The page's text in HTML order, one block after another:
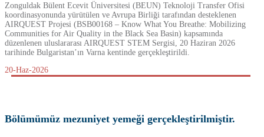
Zonguldak Bülent Ecevit Üniversitesi (BEUN) Teknoloji Transfer Ofisi
koordinasyonunda yürütülen ve Avrupa Birliği tarafından desteklenen
AIRQUEST Projesi (BSB00168 – Know What You Breathe: Mobilizing
Communities for Air Quality in the Black Sea Basin) kapsamında
düzenlenen uluslararası AIRQUEST STEM Sergisi, 20 Haziran 2026
tarihinde Bulgaristan’ın Varna kentinde gerçekleştirildi.
20-Haz-2026
Bölümümüz mezuniyet yemeği gerçekleştirilmiştir.